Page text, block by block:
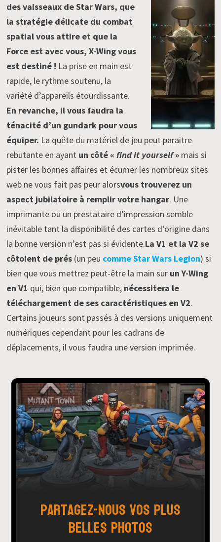
des vaisseaux de Star Wars, que
la stratégie délicate du combat
spatial vous attire et que la
Force est avec vous, X-Wing vous
est destiné ! La prise en main est
rapide, le rythme soutenu, la
variété d’appareils étourdissante.
En revanche, il vous faudra la
ténacité d’un gundark pour vous
équiper. La quête du matériel de jeu peut paraitre
rebutante en ayant un côté «find it yourself» mais si
pister les bonnes affaires et écumer les nombreux sites
web ne vous fait pas peur alorsvous trouverez un
aspect jubilatoire à remplir votre hangar. Une
imprimante ou un prestataire d’impression semble
inévitable tant la disponibilité des cartes d’origine dans
la bonne version n’est pas si évidente.La V1 et la V2 se
côtoient de prés (un peu comme Star Wars Legion) si
bien que vous mettrez peut-être la main sur un Y-Wing
en V1 qui, bien que compatible, nécessitera le
téléchargement de ses caractéristiques en V2.
Certains joueurs sont passés à des versions uniquement
numériques cependant pour les cadrans de
déplacements, il vous faudra une version imprimée.
Partagez-nous vos plus
belles photos